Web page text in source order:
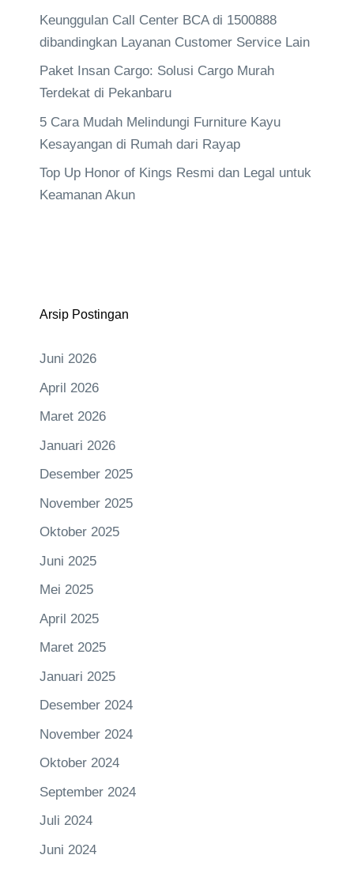
Keunggulan Call Center BCA di 1500888
dibandingkan Layanan Customer Service Lain
Paket Insan Cargo: Solusi Cargo Murah
Terdekat di Pekanbaru
5 Cara Mudah Melindungi Furniture Kayu
Kesayangan di Rumah dari Rayap
Top Up Honor of Kings Resmi dan Legal untuk
Keamanan Akun
Arsip Postingan
Juni 2026
April 2026
Maret 2026
Januari 2026
Desember 2025
November 2025
Oktober 2025
Juni 2025
Mei 2025
April 2025
Maret 2025
Januari 2025
Desember 2024
November 2024
Oktober 2024
September 2024
Juli 2024
Juni 2024